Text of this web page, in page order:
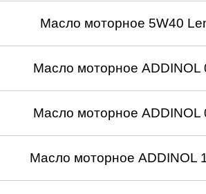
Масло моторное 5W40
Масло моторное ADDINOL
Масло моторное ADDINOL
Масло моторное ADDINOL